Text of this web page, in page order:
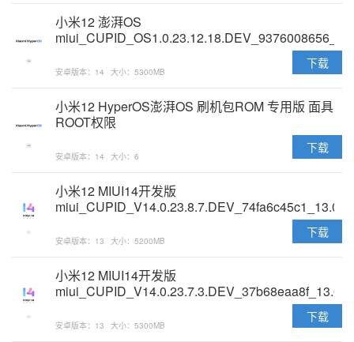
小米12 澎湃OS
安卓版本：14 大小：5300MB
下载
小米12 HyperOS澎湃OS 刷机包ROM 专用版 面具
ROOT权限
安卓版本：14 大小：6
下载
小米12 MIUI14开发版
miui_CUPID_V14.0.23.8.7.DEV_74fa6c45c1_13.0
安卓版本：13 大小：5200MB
下载
小米12 MIUI14开发版
miui_CUPID_V14.0.23.7.3.DEV_37b68eaa8f_13.0
安卓版本：13 大小：5300MB
下载